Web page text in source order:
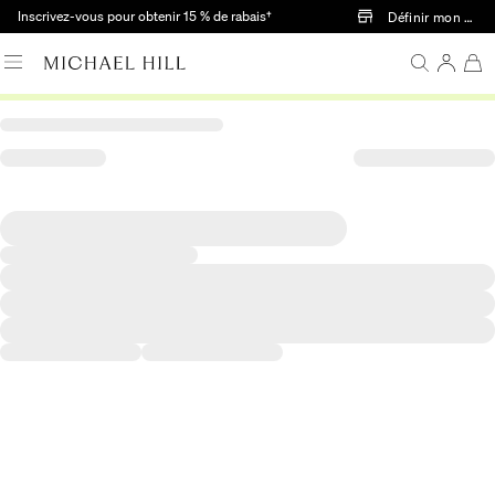
Passer au contenu principal
Inscrivez-vous pour obtenir 15 % de rabais† Définir mon